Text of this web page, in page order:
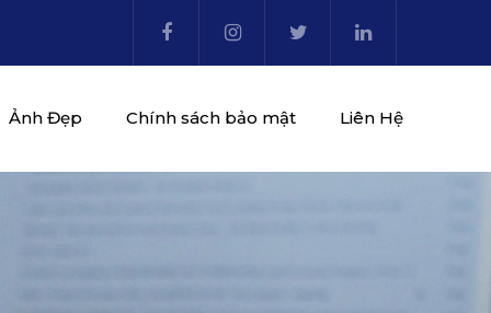
Ảnh Đẹp Chính sách bảo mật Liên Hệ